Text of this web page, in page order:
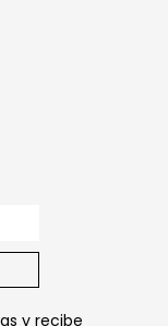
y recibe